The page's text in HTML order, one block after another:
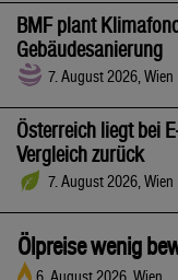
BMF plant
Gebäudesanierung
7. August 2026, Wien
Österreich liegt bei
Vergleich zurück
7. August 2026, Wien
Ölpreise wenig